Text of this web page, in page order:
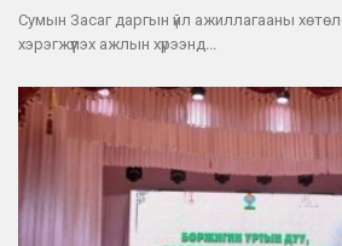
Сумын Засаг даргын үйл ажиллагааны
хэрэгжүүлэх ажлын хүрээнд...